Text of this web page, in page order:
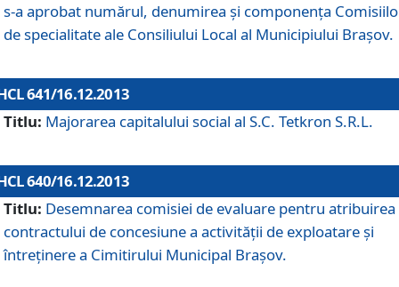
s-a aprobat numărul, denumirea şi componenţa
de specialitate ale Consiliului Local al Municipiului Braşov.
641/16.12.2013
Titlu: Majorarea capitalului social al S.C. Tetkron S.R.L.
640/16.12.2013
Titlu: Desemnarea comisiei de evaluare pentru atribuirea
contractului de concesiune a activităţii de exploatare şi
întreţinere a Cimitirului Municipal Braşov.